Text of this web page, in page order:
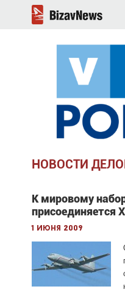
НОВОСТИ
К мировому
присоединяется
1 июня 2009